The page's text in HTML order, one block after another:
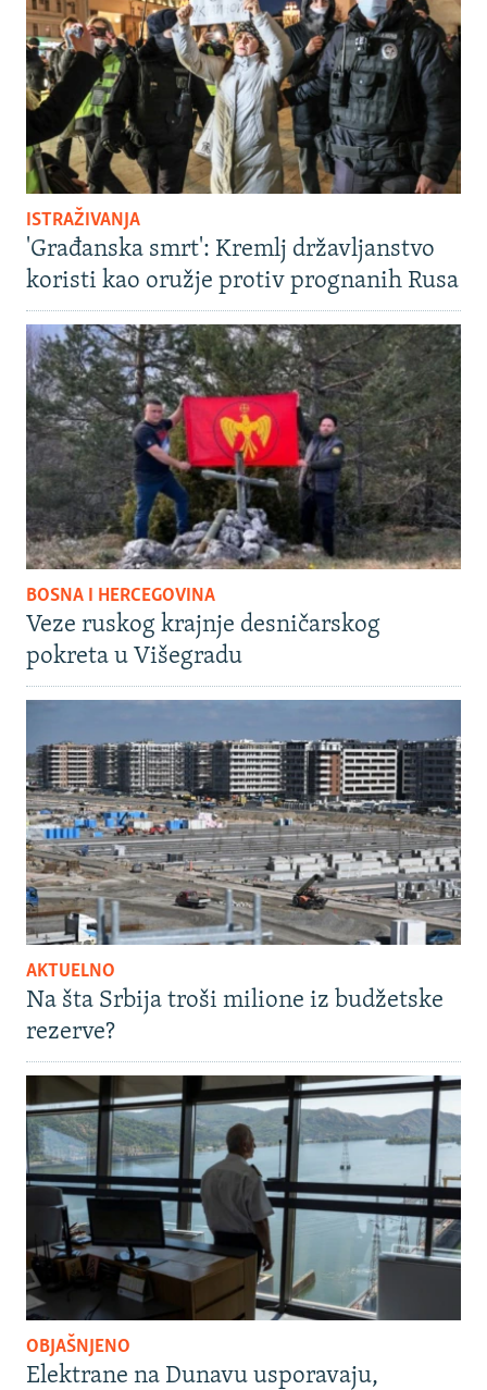
ISTRAŽIVANJA
'Građanska smrt': Kremlj državljanstvo
koristi kao oružje protiv prognanih Rusa
BOSNA I HERCEGOVINA
Veze ruskog krajnje desničarskog
pokreta u Višegradu
AKTUELNO
Na šta Srbija troši milione iz budžetske
rezerve?
OBJAŠNJENO
Elektrane na Dunavu usporavaju,